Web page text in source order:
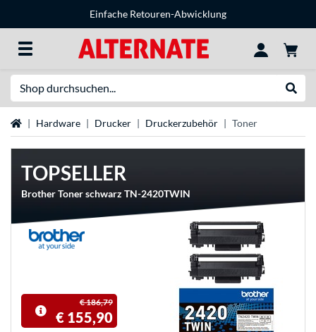
Einfache Retouren-Abwicklung
StartseiteHardware Drucker Druckerzubehör Toner
TOPSELLER
Brother Toner schwarz TN-2420TWIN
€ 186,79
€ 155,90